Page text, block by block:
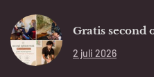
Gratis second
2 juli 2026